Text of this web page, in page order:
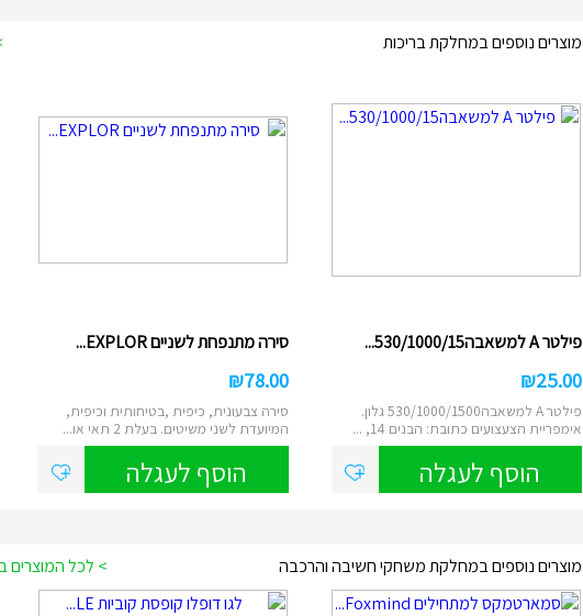
בימבה החביבה שלי בצבעים I...
בימבה החביבה שלי בצבעים IAM מידות
מוצרים נוספים במחלקת בריכות
פילטר A למשאבה530/1000/15...
25.00
₪
פילטר A למשאבה530/1000/1500 גלון.
אימפריית הצעצועים כתובת: הבנים 14, ...
הוסף לעגלה
סירה מתנפחת לשניים EXPLOR...
78.00
₪
סירה צבעונית, כיפית ,בטיחותית וכיפית,
המיועדת לשני משיטים. בעלת 2 תאי או...
הוסף לעגלה
מוצרים נוספים במחלקת משחקי חשיבה והרכבה > לכל